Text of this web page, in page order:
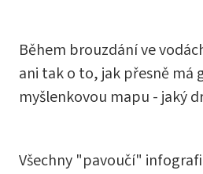
Během brouzdání ve
ani tak o to, jak přesně
myšlenkovou mapu - jaký
Všechny "pavoučí"